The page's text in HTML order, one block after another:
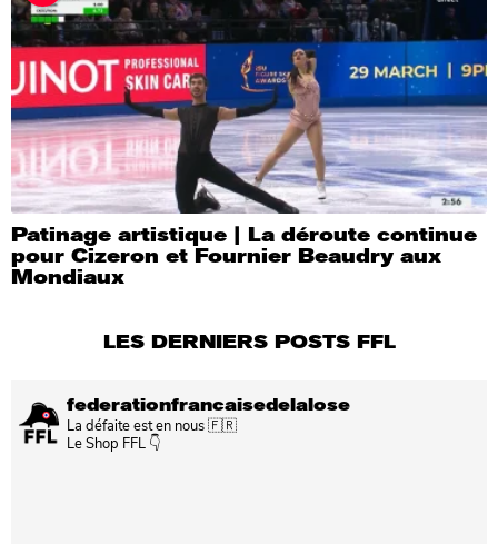
Patinage artistique | La déroute continue
pour Cizeron et Fournier Beaudry aux
Mondiaux
LES DERNIERS POSTS FFL
federationfrancaisedelalose
La défaite est en nous 🇫🇷
Le Shop FFL 👇